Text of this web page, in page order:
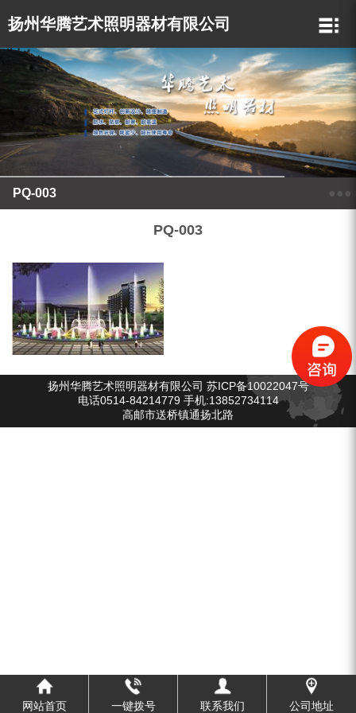
扬州华腾艺术照明器材有限公司
●●●
PQ-003
PQ-003
扬州华腾艺术照明器材有限公司 苏ICP备10022047号
电话0514-84214779 手机:13852734114
高邮市送桥镇通扬北路
网站首页 一键拨号 联系我们 公司地址